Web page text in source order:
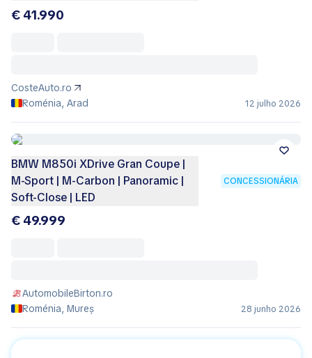
€ 41.990
CosteAuto.ro
Roménia, Arad
12 julho 2026
BMW M850i XDrive Gran Coupe |
M-Sport | M-Carbon | Panoramic |
Soft-Close | LED
CONCESSIONÁRIA
€ 49.999
AutomobileBirton.ro
Roménia, Mureș
28 junho 2026